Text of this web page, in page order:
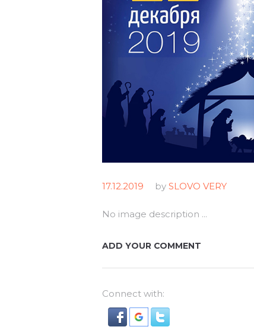
17.12.2019 by SLOVO VERY
No image description ...
ADD YOUR COMMENT
Connect with: